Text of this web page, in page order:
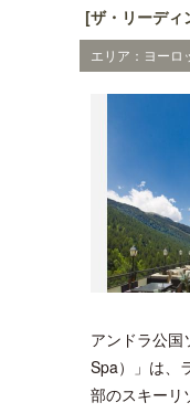
[ザ・リーディ
エリア：ヨーロ
アンドラ公
Spa）」は、
部のスキーリ